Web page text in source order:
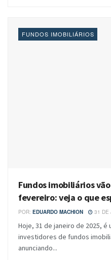
FUNDOS IMOBILIÁRIOS
Fundos imobiliários
fevereiro: veja o que
POR: EDUARDO MACHION 31 DE
Hoje, 31 de janeiro de 2025, é
investidores de fundos
anunciando...